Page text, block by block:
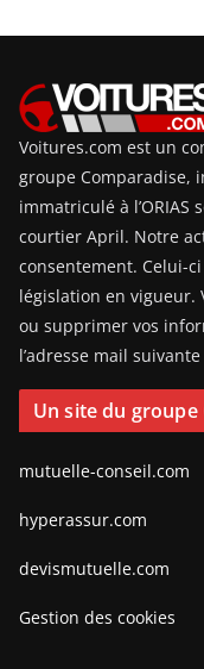
Voitures.com est un
groupe Comparadise,
immatriculé à
courtier April. Notre
consentement. Celui-
législation en vigueur.
ou supprimer vos
l’adresse mail suivante
Un site du groupe
mutuelle-conseil.com
hyperassur.com
devismutuelle.com
Gestion des cookies